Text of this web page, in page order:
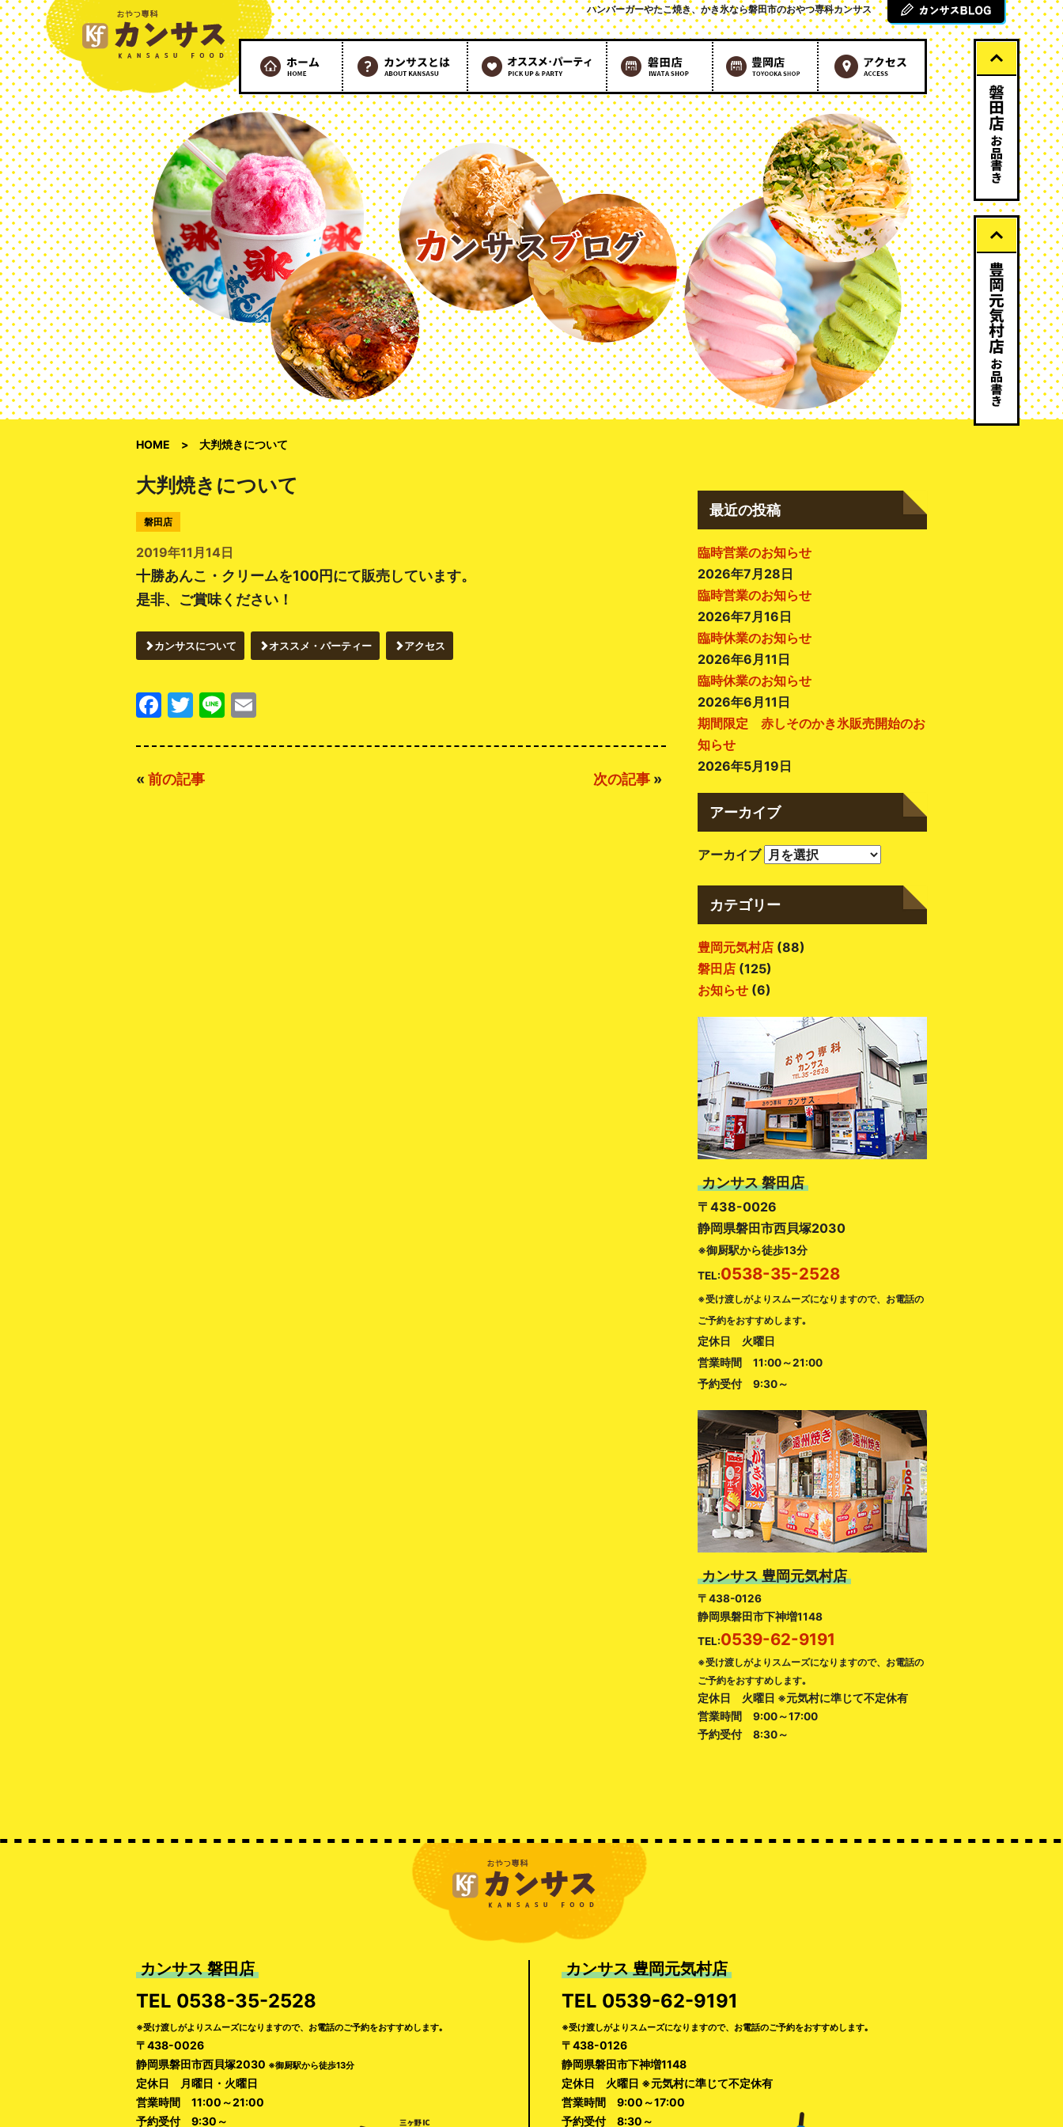
ハンバーガーやたこ焼き、かき氷なら磐田市のおやつ専科カンサス
HOME 大判焼きについて
大判焼きについて
磐田店
2019年11月14日
十勝あんこ・クリームを100円にて販売しています。
是非、ご賞味ください！
カンサスについて オススメ・パーティー アクセス
Facebook
Twitter
Line
« 前の記事 次の記事 »
最近の投稿
臨時営業のお知らせ
2026年7月28日
臨時営業のお知らせ
2026年7月16日
臨時休業のお知らせ
2026年6月11日
臨時休業のお知らせ
2026年6月11日
期間限定 赤しそのかき氷販売開始のお
知らせ
2026年5月19日
アーカイブ
アーカイブ
カテゴリー
豊岡元気村店 (88)
磐田店 (125)
お知らせ (6)
カンサス 磐田店
〒438-0026
静岡県磐田市西貝塚2030
※御厨駅から徒歩13分
TEL:0538-35-2528
※受け渡しがよりスムーズになりますので、お電話の
ご予約をおすすめします｡
定休日 火曜日
営業時間 11:00～21:00
予約受付 9:30～
カンサス 豊岡元気村店
〒438-0126
静岡県磐田市下神増1148
TEL:0539-62-9191
※受け渡しがよりスムーズになりますので、お電話の
ご予約をおすすめします｡
定休日 火曜日 ※元気村に準じて不定休有
営業時間 9:00～17:00
予約受付 8:30～
カンサス 磐田店
TEL 0538-35-2528
※受け渡しがよりスムーズになりますので、お電話のご予約をおすすめします｡
〒438-0026
静岡県磐田市西貝塚2030 ※御厨駅から徒歩13分
定休日 月曜日・火曜日
営業時間 11:00～21:00
予約受付 9:30～
カンサス 豊岡元気村店
TEL 0539-62-9191
※受け渡しがよりスムーズになりますので、お電話のご予約をおすすめします｡
〒438-0126
静岡県磐田市下神増1148
定休日 火曜日 ※元気村に準じて不定休有
営業時間 9:00～17:00
予約受付 8:30～